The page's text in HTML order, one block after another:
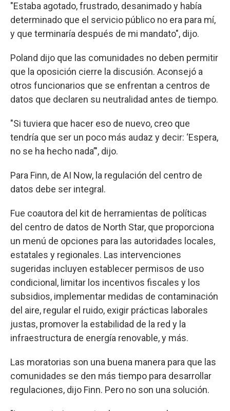
"Estaba agotado, frustrado, desanimado y había
determinado que el servicio público no era para mí,
y que terminaría después de mi mandato", dijo.
Poland dijo que las comunidades no deben permitir
que la oposición cierre la discusión. Aconsejó a
otros funcionarios que se enfrentan a centros de
datos que declaren su neutralidad antes de tiempo.
"Si tuviera que hacer eso de nuevo, creo que
tendría que ser un poco más audaz y decir: ‘Espera,
no se ha hecho nada’", dijo.
Para Finn, de AI Now, la regulación del centro de
datos debe ser integral.
Fue coautora del kit de herramientas de políticas
del centro de datos de North Star, que proporciona
un menú de opciones para las autoridades locales,
estatales y regionales. Las intervenciones
sugeridas incluyen establecer permisos de uso
condicional, limitar los incentivos fiscales y los
subsidios, implementar medidas de contaminación
del aire, regular el ruido, exigir prácticas laborales
justas, promover la estabilidad de la red y la
infraestructura de energía renovable, y más.
Las moratorias son una buena manera para que las
comunidades se den más tiempo para desarrollar
regulaciones, dijo Finn. Pero no son una solución.